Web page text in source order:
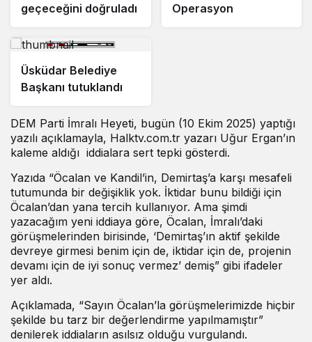
geçeceğini doğruladı
Operasyon
Üsküdar Belediye
Başkanı tutuklandı
DEM Parti İmralı Heyeti, bugün (10 Ekim 2025) yaptığı
yazılı açıklamayla, Halktv.com.tr yazarı Uğur Ergan’ın
kaleme aldığı iddialara sert tepki gösterdi.
Yazıda “Öcalan ve Kandil’in, Demirtaş’a karşı mesafeli
tutumunda bir değişiklik yok. İktidar bunu bildiği için
Öcalan’dan yana tercih kullanıyor. Ama şimdi
yazacağım yeni iddiaya göre, Öcalan, İmralı’daki
görüşmelerinden birisinde, ‘Demirtaş’ın aktif şekilde
devreye girmesi benim için de, iktidar için de, projenin
devamı için de iyi sonuç vermez’ demiş” gibi ifadeler
yer aldı.
Açıklamada, “Sayın Öcalan’la görüşmelerimizde hiçbir
şekilde bu tarz bir değerlendirme yapılmamıştır”
denilerek iddiaların asılsız olduğu vurgulandı.